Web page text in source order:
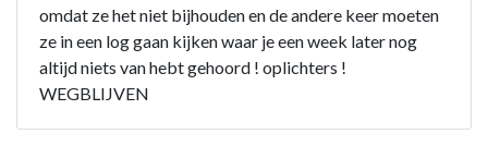
omdat ze het niet bijhouden en de andere keer moeten
ze in een log gaan kijken waar je een week later nog
altijd niets van hebt gehoord ! oplichters !
WEGBLIJVEN